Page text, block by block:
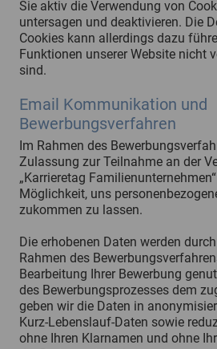
Sie aktiv die Verwendung von
untersagen und deaktivieren. Die
Cookies kann allerdings dazu
Funktionen unserer Website nicht
sind.
Email Kommunikation und
Bewerbungsverfahren
Im Rahmen des
Zulassung zur Teilnahme an der
„Karrieretag
Möglichkeit, uns
zukommen zu lassen.
Die erhobenen Daten werden
Rahmen des
Bearbeitung Ihrer Bewerbung
des Bewerbungsprozesses dem
geben wir die Daten in
Kurz-Lebenslauf-Daten sowie
ohne Ihren Klarnamen und ohne